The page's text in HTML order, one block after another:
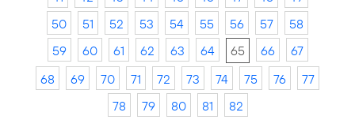
50
51 52 53 54 55 56 57
58
59
60 61 62 63 64 65 66
67
68
69 70 71 72 73 74 75 76
77
78
79 80 81 82